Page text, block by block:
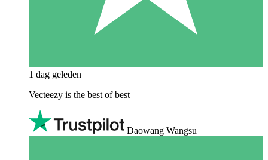
1 dag geleden
Vecteezy is the best of best
Daowang Wangsu